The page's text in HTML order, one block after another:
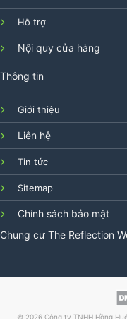
Hỗ trợ
Nội quy cửa hàng
Thông tin
Giới thiệu
Liên hệ
Tin tức
Sitemap
Chính sách bảo mật
Chung cư The Reflection
© 2026 Công ty TNHH Hồng